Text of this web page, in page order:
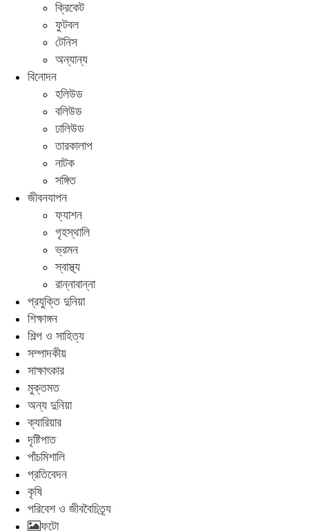
ক্রিকেট
ফুটবল
টেনিস
অন্যান্য
বিনোদন
হলিউড
বলিউড
ঢালিউড
তারকালাপ
নাটক
সঙ্গিত
জীবনযাপন
ফ্যাশন
গৃহস্থালি
ভ্রমন
স্বাস্থ্য
রান্নাবান্না
প্রযুক্তি দুনিয়া
শিক্ষাঙ্গন
শিল্প ও সাহিত্য
সম্পাদকীয়
সাক্ষাৎকার
মুক্তমত
অন্য দুনিয়া
ক্যারিয়ার
দৃষ্টিপাত
পাঁচমিশালি
প্রতিবেদন
কৃষি
পরিবেশ ও জীববৈচিত্র্য
ফটো